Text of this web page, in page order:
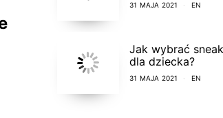
31 MAJA 2021 EN
Jak wybrać
dla dziecka?
31 MAJA 2021 EN